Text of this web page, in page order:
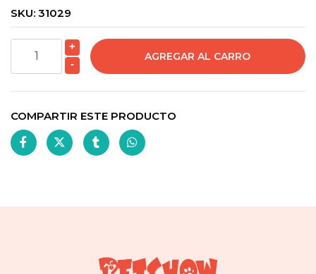
SKU: 31029
+
-
COMPARTIR ESTE PRODUCTO